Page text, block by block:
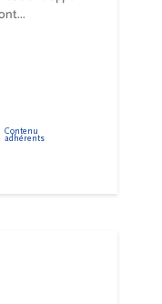
Contenu
adhérents